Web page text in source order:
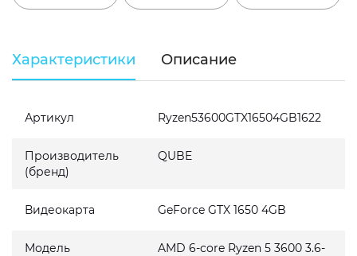
Характеристики Описание
Артикул Ryzen53600GTX16504GB1622
Производитель
(бренд)
QUBE
Видеокарта GeForce GTX 1650 4GB
Модель
AMD 6-core Ryzen 5 3600 3.6-